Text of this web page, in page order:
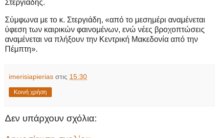
Στεργιάδης.
Σύμφωνα με το κ. Στεργιάδη, «από το μεσημέρι αναμένεται
ύφεση των καιρικών φαινομένων, ενώ νέες βροχοπτώσεις
αναμένεται να πλήξουν την Κεντρική Μακεδονία από την
Πέμπτη».
imerisiapierias στις 15:30
Κοινή χρήση
Δεν υπάρχουν σχόλια: